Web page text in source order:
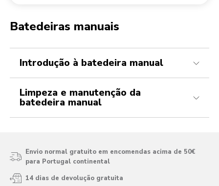
Batedeiras manuais
Como posso inserir os batedores na batedeira manual?
Como posso bloquear o cabo dobrável da batedeira manual?
Como limpar a batedeira manual?
Introdução à batedeira manual
Limpeza e manutenção da
batedeira manual
Envio normal gratuito em encomendas acima de 50€
para Portugal continental
14 dias de devolução gratuita